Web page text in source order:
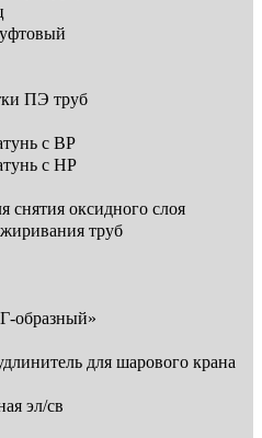
ПЭ труб
с ВР
с НР
снятия оксидного слоя
труб
образный»
для шарового крана
эл/св